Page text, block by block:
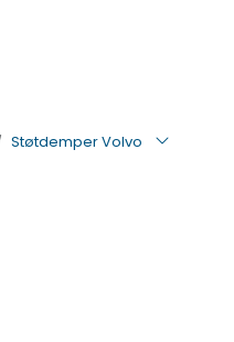
Støtdemper Volvo